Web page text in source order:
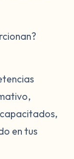
en tus